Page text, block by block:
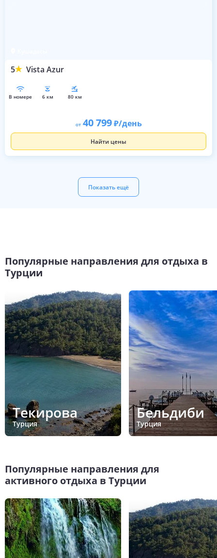
5 Vista Azur
в номере 6 км 80 км
от 40 799 /день
Найти цены
Показать ещё
Популярные направления для отдыха в
Турции
Текирова
Турция
Бельдиби
Турция
Популярные направления для
активного отдыха в Турции